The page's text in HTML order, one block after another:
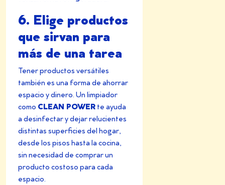
6. Elige productos
que sirvan para
más de una tarea
Tener productos versátiles
también es una forma de ahorrar
espacio y dinero. Un limpiador
como CLEAN POWERte ayuda
a desinfectar y dejar relucientes
distintas superficies del hogar,
desde los pisos hasta la cocina,
sin necesidad de comprar un
producto costoso para cada
espacio.